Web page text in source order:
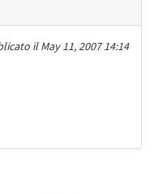
ilMay 11, 2007 14:14